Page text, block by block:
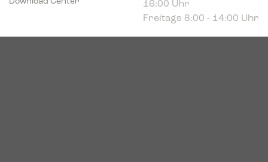
Freitags 8:00 - 14:00 Uhr